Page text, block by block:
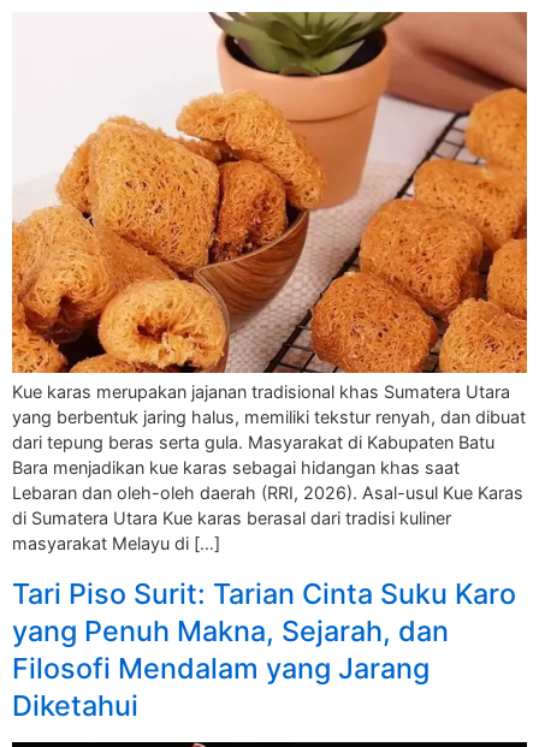
Kue karas merupakan jajanan tradisional khas Sumatera Utara
yang berbentuk jaring halus, memiliki tekstur renyah, dan dibuat
dari tepung beras serta gula. Masyarakat di Kabupaten Batu
Bara menjadikan kue karas sebagai hidangan khas saat
Lebaran dan oleh-oleh daerah (RRI, 2026). Asal-usul Kue Karas
di Sumatera Utara Kue karas berasal dari tradisi kuliner
masyarakat Melayu di […]
Tari Piso Surit: Tarian Cinta Suku Karo
yang Penuh Makna, Sejarah, dan
Filosofi Mendalam yang Jarang
Diketahui